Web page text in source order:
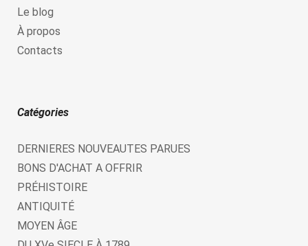
Le blog
À propos
Contacts
Catégories
DERNIERES NOUVEAUTES PARUES
BONS D'ACHAT A OFFRIR
PRÉHISTOIRE
ANTIQUITÉ
MOYEN ÂGE